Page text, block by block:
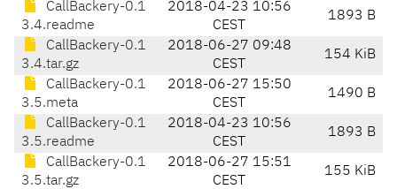
CallBackery-0.1
3.4.readme
2018-04-23 10:56
CEST
1893 B
CallBackery-0.1
3.4.tar.gz
2018-06-27 09:48
CEST
154 KiB
CallBackery-0.1
3.5.meta
2018-06-27 15:50
CEST
1490 B
CallBackery-0.1
3.5.readme
2018-04-23 10:56
CEST
1893 B
CallBackery-0.1
3.5.tar.gz
2018-06-27 15:51
CEST
155 KiB